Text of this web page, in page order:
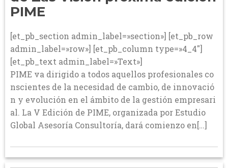
PIME
[et_pb_section admin_label=»section»] [et_pb_row
admin_label=»row»] [et_pb_column type=»4_4″]
[et_pb_text admin_label=»Text»]
PIME va dirigido a todos aquellos profesionales co
nscientes de la necesidad de cambio, de innovació
n y evolución en el ámbito de la gestión empresari
al. La V Edición de PIME, organizada por Estudio
Global Asesoría Consultoría, dará comienzo en[…]